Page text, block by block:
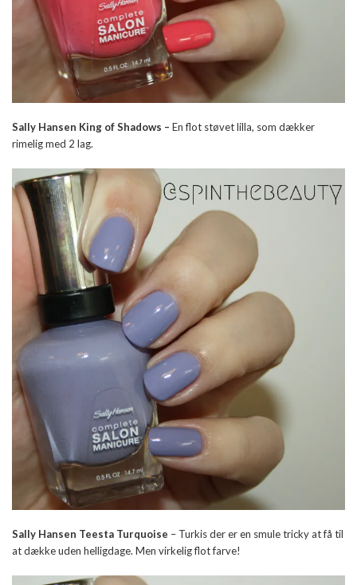
Sally Hansen King of Shadows – En flot støvet lilla, som dækker
rimelig med 2 lag.
Sally Hansen Teesta Turquoise – Turkis der er en smule tricky at få til
at dække uden helligdage. Men virkelig flot farve!